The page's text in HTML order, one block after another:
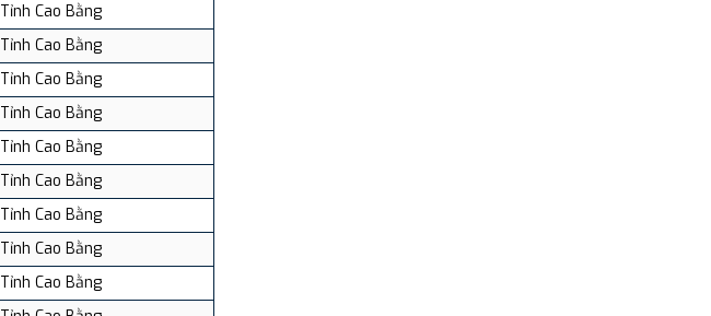
Tỉnh Cao Bằng
Tỉnh Cao Bằng
Tỉnh Cao Bằng
Tỉnh Cao Bằng
Tỉnh Cao Bằng
Tỉnh Cao Bằng
Tỉnh Cao Bằng
Tỉnh Cao Bằng
Tỉnh Cao Bằng